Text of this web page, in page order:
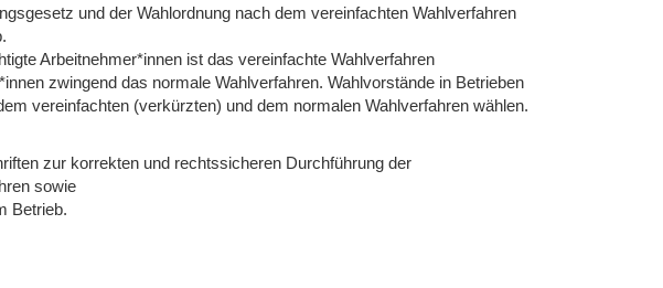
und der Wahlordnung nach dem vereinfachten Wahlverfahren
Arbeitnehmer*innen ist das vereinfachte Wahlverfahren
zwingend das normale Wahlverfahren. Wahlvorstände in Betrieben
vereinfachten (verkürzten) und dem normalen Wahlverfahren wählen.
zur korrekten und rechtssicheren Durchführung der
sowie
Betrieb.